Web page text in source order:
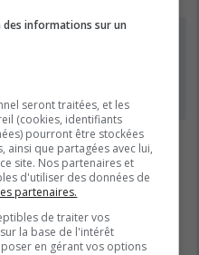
pour le moment car le
informations sur un
seront traitées, et les
(cookies, identifiants
pourront être stockées
ainsi que partagées avec lui,
site. Nos partenaires et
d'utiliser des données de
partenaires.
de traiter vos
la base de l'intérêt
en gérant vos options